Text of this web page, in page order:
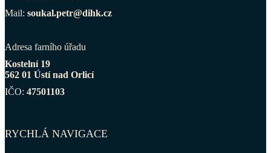
Mail: soukal.petr@dihk.cz
Adresa farního úřadu
Kostelní 19
562 01 Ústí nad Orlicí
IČO: 47501103
RYCHLÁ NAVIGACE